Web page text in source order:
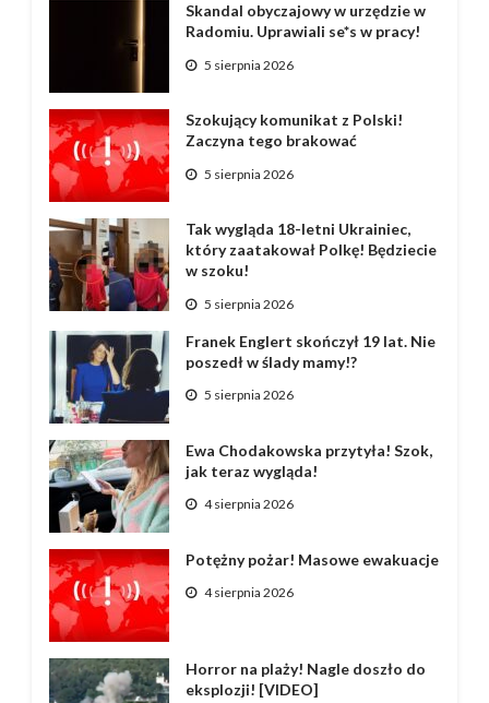
Skandal obyczajowy w urzędzie w
Radomiu. Uprawiali se*s w pracy!
5 sierpnia 2026
Szokujący komunikat z Polski!
Zaczyna tego brakować
5 sierpnia 2026
Tak wygląda 18-letni Ukrainiec,
który zaatakował Polkę! Będziecie
w szoku!
5 sierpnia 2026
Franek Englert skończył 19 lat. Nie
poszedł w ślady mamy!?
5 sierpnia 2026
Ewa Chodakowska przytyła! Szok,
jak teraz wygląda!
4 sierpnia 2026
Potężny pożar! Masowe ewakuacje
4 sierpnia 2026
Horror na plaży! Nagle doszło do
eksplozji! [VIDEO]